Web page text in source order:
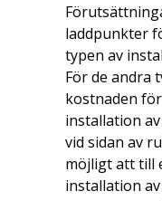
laddpunkter
typen av
För de andra
kostnaden
installation
vid sidan av
möjligt att till
installation